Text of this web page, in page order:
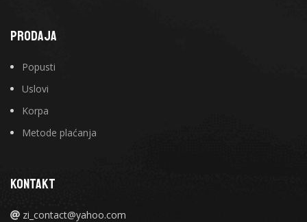
PRODAJA
Popusti
Uslovi
Korpa
Metode plaćanja
KONTAKT
zi_contact@yahoo.com